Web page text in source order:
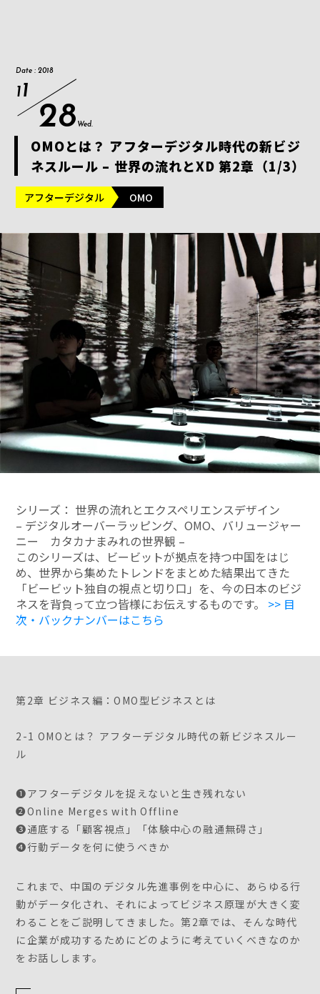
Date : 2018
11
28 Wed.
OMOとは？ アフターデジタル時代の新ビジ
ネスルール – 世界の流れとXD 第2章（1/3）
アフターデジタル OMO
シリーズ： 世界の流れとエクスペリエンスデザイン
– デジタルオーバーラッピング、OMO、バリュージャー
ニー カタカナまみれの世界観 –
このシリーズは、ビービットが拠点を持つ中国をはじ
め、世界から集めたトレンドをまとめた結果出てきた
「ビービット独自の視点と切り口」を、今の日本のビジ
ネスを背負って立つ皆様にお伝えするものです。 >> 目
次・バックナンバーはこちら
第2章 ビジネス編：OMO型ビジネスとは
2-1 OMOとは？ アフターデジタル時代の新ビジネスルー
ル
❶アフターデジタルを捉えないと生き残れない
❷Online Merges with Offline
❸通底する「顧客視点」「体験中心の融通無碍さ」
❹行動データを何に使うべきか
これまで、中国のデジタル先進事例を中心に、あらゆる行
動がデータ化され、それによってビジネス原理が大きく変
わることをご説明してきました。第2章では、そんな時代
に企業が成功するためにどのように考えていくべきなのか
をお話しします。